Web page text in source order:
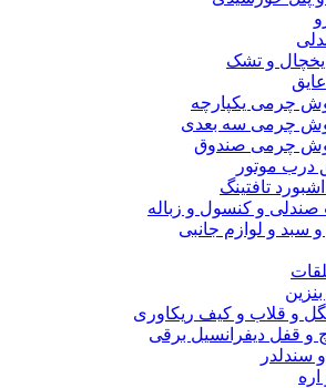
و تشک
چرمی یکپارچه
چرمی سه بعدی
چرمی صندوق
درب موتور
تافتینگ
و کنسول و زباله
و سبد و لوازم جانبی
و قلاب و کیف ریکاوری
و قفل دیفرانسیل برقی
سندلدر
اره